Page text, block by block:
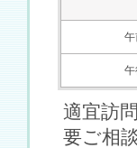
適宜訪
要ご相